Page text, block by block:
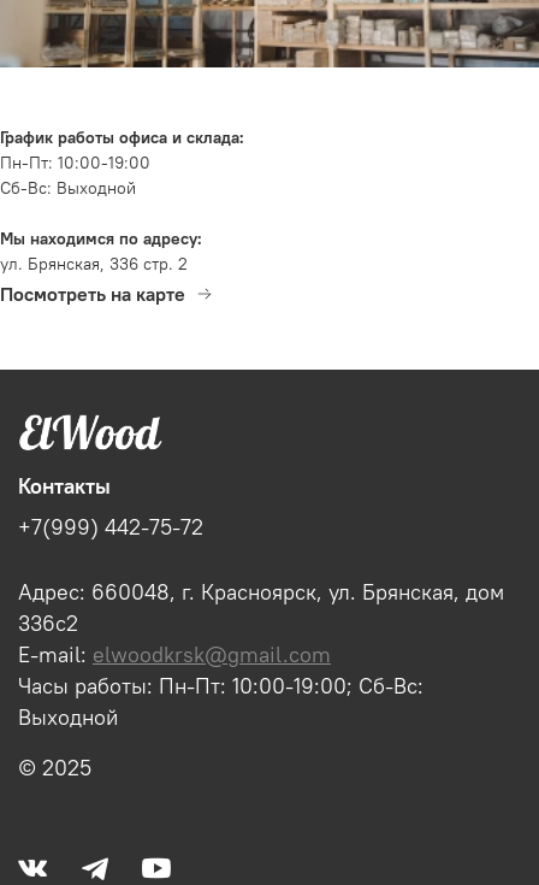
График работы офиса и склада:
Пн-Пт: 10:00-19:00
Сб-Вс: Выходной
Мы находимся по адресу:
ул. Брянская, 336 стр. 2
Посмотреть на карте
Контакты
+7(999) 442-75-72
Адрес: 660048, г. Красноярск, ул. Брянская, дом
336с2
E-mail: elwoodkrsk@gmail.com
Часы работы: Пн-Пт: 10:00-19:00; Сб-Вс:
Выходной
© 2025